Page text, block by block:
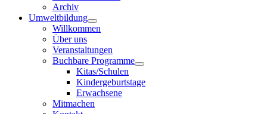
Archiv
Umweltbildung
Willkommen
Über uns
Veranstaltungen
Buchbare Programme
Kitas/Schulen
Kindergeburtstage
Erwachsene
Mitmachen